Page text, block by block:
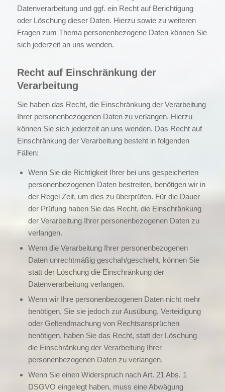
Datenverarbeitung und ggf. ein Recht auf Berichtigung
oder Löschung dieser Daten. Hierzu sowie zu weiteren
Fragen zum Thema personenbezogene Daten können Sie
sich jederzeit an uns wenden.
Recht auf Einschränkung der
Verarbeitung
Sie haben das Recht, die Einschränkung der Verarbeitung
Ihrer personenbezogenen Daten zu verlangen. Hierzu
können Sie sich jederzeit an uns wenden. Das Recht auf
Einschränkung der Verarbeitung besteht in folgenden
Fällen:
Wenn Sie die Richtigkeit Ihrer bei uns gespeicherten
personenbezogenen Daten bestreiten, benötigen wir in
der Regel Zeit, um dies zu überprüfen. Für die Dauer
der Prüfung haben Sie das Recht, die Einschränkung
der Verarbeitung Ihrer personenbezogenen Daten zu
verlangen.
Wenn die Verarbeitung Ihrer personenbezogenen
Daten unrechtmäßig geschah/geschieht, können Sie
statt der Löschung die Einschränkung der
Datenverarbeitung verlangen.
Wenn wir Ihre personenbezogenen Daten nicht mehr
benötigen, Sie sie jedoch zur Ausübung, Verteidigung
oder Geltendmachung von Rechtsansprüchen
benötigen, haben Sie das Recht, statt der Löschung
die Einschränkung der Verarbeitung Ihrer
personenbezogenen Daten zu verlangen.
Wenn Sie einen Widerspruch nach Art. 21 Abs. 1
DSGVO eingelegt haben, muss eine Abwägung